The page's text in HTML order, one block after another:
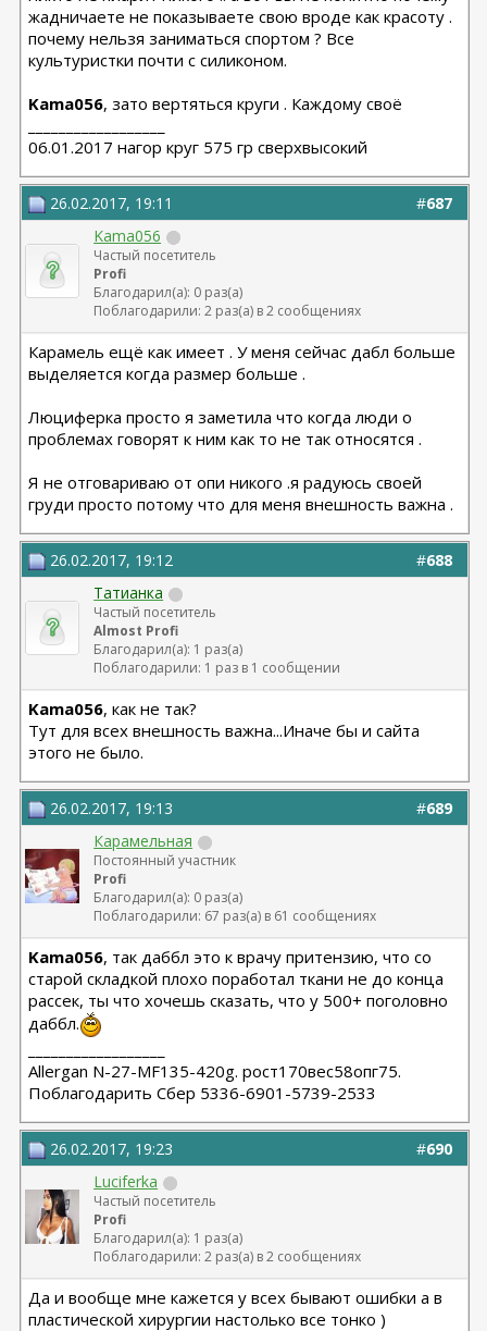
жадничаете не показываете свою вроде как красоту .
почему нельзя заниматься спортом ? Все
культуристки почти с силиконом.
Kama056, зато вертяться круги . Каждому своё
06.01.2017 нагор круг 575 гр сверхвысокий
#687
26.02.2017, 19:11
Kama056
Частый посетитель
Profi
Благодарил(а): 0 раз(а)
Поблагодарили: 2 раз(а) в 2 сообщениях
Карамель ещё как имеет . У меня сейчас дабл больше
выделяется когда размер больше .
Люциферка просто я заметила что когда люди о
проблемах говорят к ним как то не так относятся .
Я не отговариваю от опи никого .я радуюсь своей
груди просто потому что для меня внешность важна .
#688
26.02.2017, 19:12
Татианка
Частый посетитель
Almost Profi
Благодарил(а): 1 раз(а)
Поблагодарили: 1 раз в 1 сообщении
Kama056, как не так?
Тут для всех внешность важна...Иначе бы и сайта
этого не было.
#689
26.02.2017, 19:13
Карамельная
Постоянный участник
Profi
Благодарил(а): 0 раз(а)
Поблагодарили: 67 раз(а) в 61 сообщениях
Kama056, так даббл это к врачу притензию, что со
старой складкой плохо поработал ткани не до конца
рассек, ты что хочешь сказать, что у 500+ поголовно
даббл.
Allergan N-27-MF135-420g. рост170вес58опг75.
Поблагодарить Сбер 5336-6901-5739-2533
#690
26.02.2017, 19:23
Luciferka
Частый посетитель
Profi
Благодарил(а): 1 раз(а)
Поблагодарили: 2 раз(а) в 2 сообщениях
Да и вообще мне кажется у всех бывают ошибки а в
пластической хирургии настолько все тонко )